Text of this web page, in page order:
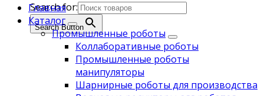
Search for:
Search Button
Главная
Каталог
Промышленные роботы
Коллаборативные роботы
Промышленные роботы
манипуляторы
Шарнирные роботы для производства